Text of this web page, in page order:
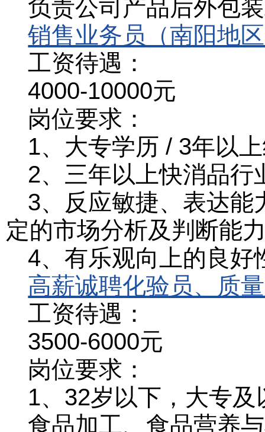
负责公司产品后外包
销售业务员（南阳地
工资待遇：
4000-10000元
岗位要求：
1、大专学历 / 3年以
2、三年以上快消品
3、反应敏捷、表达能
定的市场分析及判断能
4、有乐观向上的良好
高薪诚聘化验员、质
工资待遇：
3500-6000元
岗位要求：
1、32岁以下，大专及
食品加工、食品营养